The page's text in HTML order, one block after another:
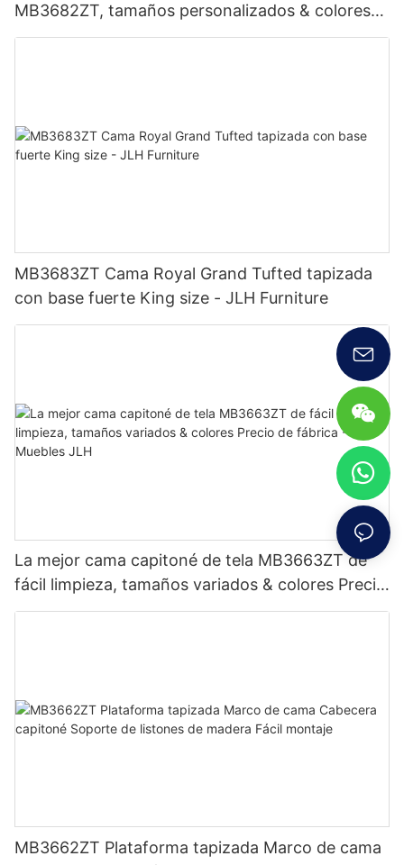
MB3682ZT, tamaños personalizados & colores
Precio de fábrica - Muebles JLH
MB3683ZT Cama Royal Grand Tufted tapizada
con base fuerte King size - JLH Furniture
La mejor cama capitoné de tela MB3663ZT de
fácil limpieza, tamaños variados & colores Precio
de fábrica - Muebles JLH
MB3662ZT Plataforma tapizada Marco de cama